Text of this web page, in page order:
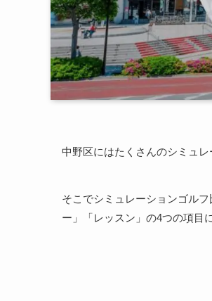
中野区にはたくさんのシミュレ
そこでシミュレーションゴル
ー」「レッスン」の4つの項目